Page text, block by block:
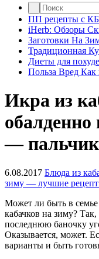
ПП рецепты с
iHerb: Обзоры
Заготовки На
Традиционная
Диеты для
Польза Вред Как
Икра из
обалденно
—
6.08.2017 Блюда из
зиму — лучшие
Может ли быть в
кабачков на зиму?
последнюю баночку
Оказывается, может.
варианты и быть